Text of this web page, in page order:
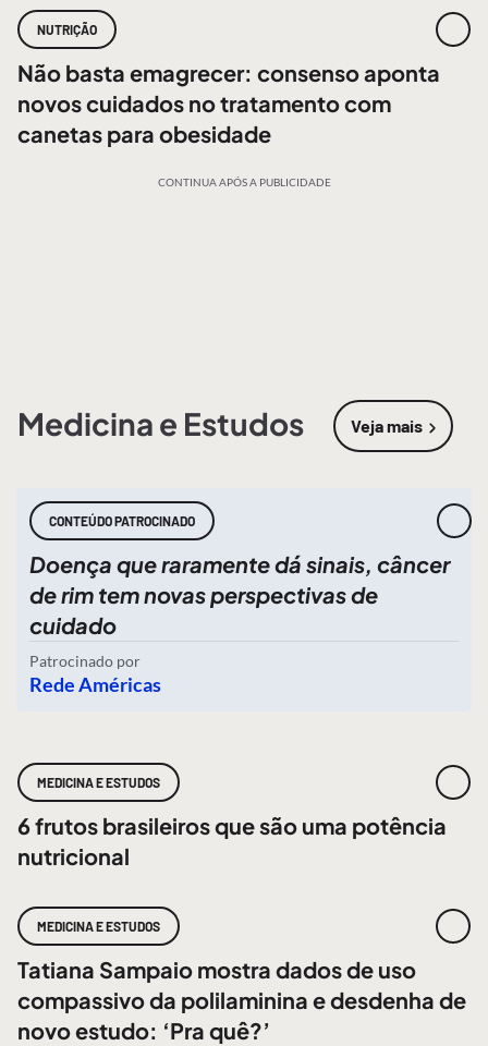
NUTRIÇÃO
Não basta emagrecer: consenso aponta
novos cuidados no tratamento com
canetas para obesidade
CONTINUA APÓS A PUBLICIDADE
Medicina e Estudos Veja mais
sobre
CONTEÚDO PATROCINADO
Doença que raramente dá sinais, câncer
de rim tem novas perspectivas de
cuidado
Patrocinado por
Rede Américas
MEDICINA E ESTUDOS
6 frutos brasileiros que são uma potência
nutricional
MEDICINA E ESTUDOS
Tatiana Sampaio mostra dados de uso
compassivo da polilaminina e desdenha de
novo estudo: ‘Pra quê?’